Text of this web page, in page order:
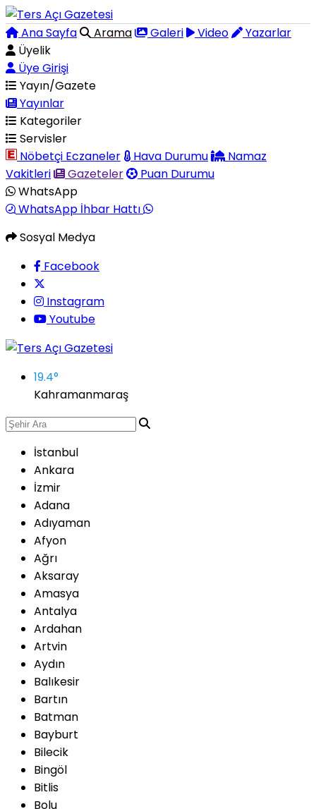
Ana Sayfa Arama Galeri Video
Yazarlar
Üyelik
Üye Girişi
Yayın/Gazete
Yayınlar
Kategoriler
Servisler
Nöbetçi Eczaneler
Hava Durumu
Namaz
Vakitleri
Gazeteler
Puan Durumu
WhatsApp
WhatsApp İhbar Hattı
Sosyal Medya
Facebook
Instagram
Youtube
19.4°
Kahramanmaraş
İstanbul
Ankara
İzmir
Adana
Adıyaman
Afyon
Ağrı
Aksaray
Amasya
Antalya
Ardahan
Artvin
Aydın
Balıkesir
Bartın
Batman
Bayburt
Bilecik
Bingöl
Bitlis
Bolu